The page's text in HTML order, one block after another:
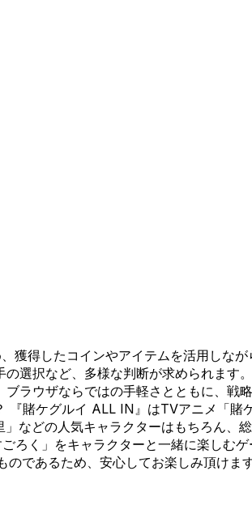
獲得したコインやアイテムを活用しな
選択など、多様な判断が求められます
ラウザならではの手軽さとともに、戦
賭ケグルイ ALL IN』はTVアニメ「賭
などの人気キャラクターはもちろん、
く」をキャラクターと一緒に楽しむ
であるため、安心してお楽しみ頂けま